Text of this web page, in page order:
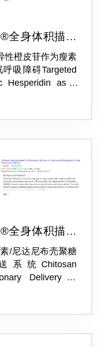
全身体积描记
性橙皮苷作为瘦素
吸障碍Targeted
Hesperidin as a
全身体积描记
/尼达尼布壳聚糖
统Chitosan
Delivery of